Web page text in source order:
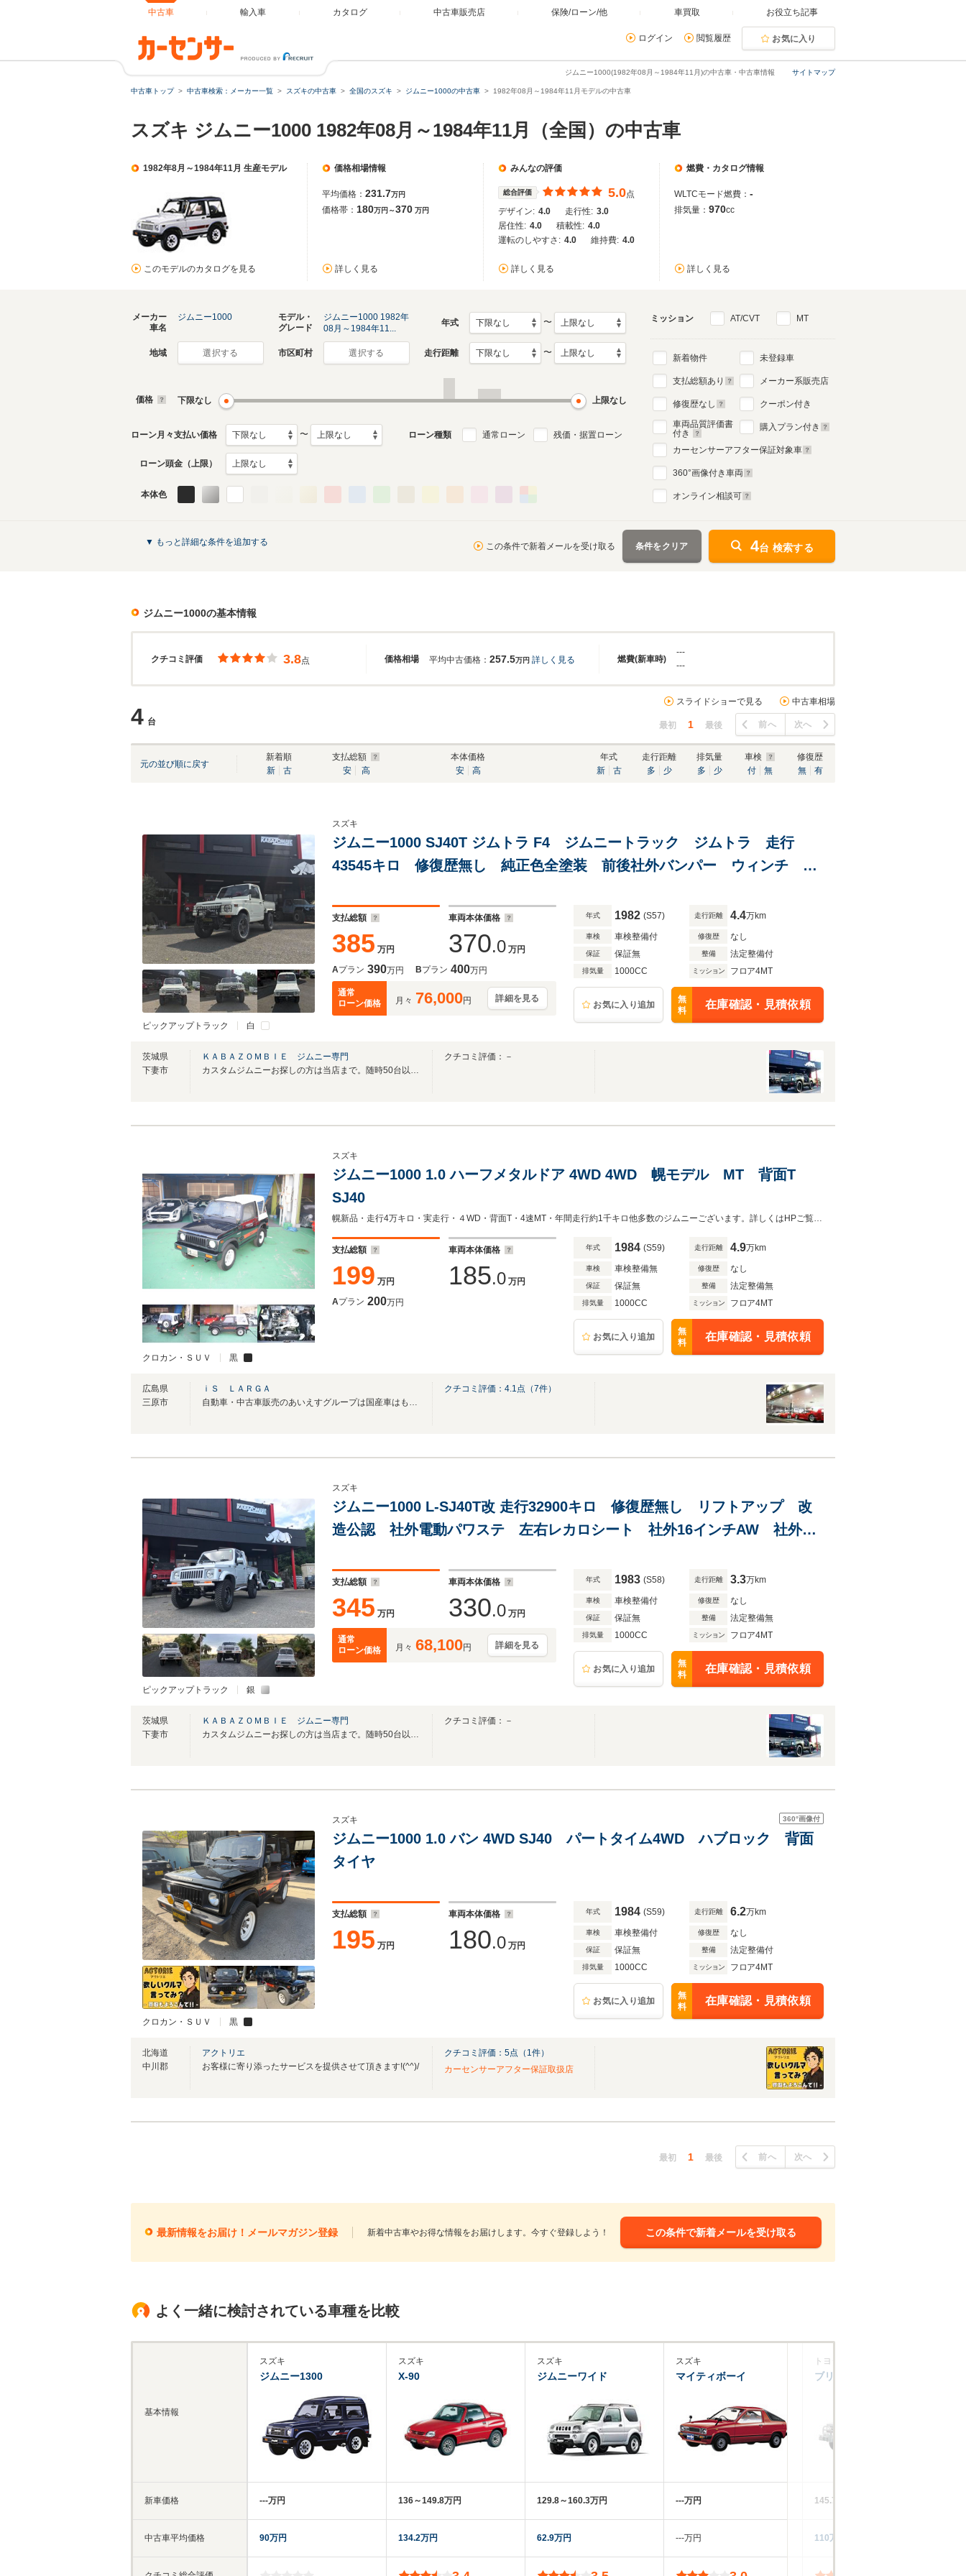
中古車 輸入車 カタログ 中古車販売店 保険/ローン/他 車買取 お役立ち記事
ログイン 閲覧履歴 お気に入り
サイトマップ
ジムニー1000(1982年08月～1984年11月)の中古車・中古車情報
中古車トップ 中古車検索：メーカー一覧 スズキの中古車 全国のスズキ ジムニー1000の中古車 1982年08月～1984年11月モデルの中古車
スズキ ジムニー1000 1982年08月～1984年11月（全国）の中古車
1982年8月～1984年11月 生産モデル
このモデルのカタログを見る
価格相場情報
平均価格： 231.7万円
価格帯： 180万円～370 万円
詳しく見る
みんなの評価
総合評価 5.0点
デザイン: 4.0 走行性: 3.0
居住性: 4.0 積載性: 4.0
運転のしやすさ: 4.0 維持費: 4.0
詳しく見る
燃費・カタログ情報
WLTCモード燃費： -
排気量： 970cc
詳しく見る
メーカー
車名
ジムニー1000
モデル・
グレード
ジムニー1000 1982年
08月～1984年11...
年式 〜
地域 選択する 市区町村 選択する 走行距離 〜
価格 下限なし 上限なし
ローン月々支払い価格 〜 ローン種類 通常ローン 残価・据置ローン
ローン頭金（上限）
本体色
ミッション AT/CVT MT
新着物件
支払総額あり
修復歴なし
車両品質評価書
付き
未登録車
メーカー系販売店
クーポン付き
購入プラン付き
カーセンサーアフター保証対象車
360°画像付き車両
オンライン相談可
▼ もっと詳細な条件を追加する この条件で新着メールを受け取る 条件をクリア 4台 検索する
ジムニー1000の基本情報
クチコミ評価 価格相場 燃費(新車時)
3.8点 平均中古価格： 257.5万円 詳しく見る
---
---
4 台
スライドショーで見る 中古車相場
最初 1 最後 前へ 次へ
元の並び順に戻す
新着順
新
古
支払総額
安
高
本体価格
安
高
年式
新
古
走行距離
多
少
排気量
多
少
車検
付
無
修復歴
無
有
ピックアップトラック 白
スズキ
ジムニー1000 SJ40T ジムトラ F4 ジムニートラック ジムトラ 走行
43545キロ 修復歴無し 純正色全塗装 前後社外バンパー ウィンチ 社
火ガード 純正ハンドル
支払総額
385 万円
車両本体価格
370.0 万円
Aプラン 390万円 Bプラン 400万円
通常
ローン価格
月々 76,000円 詳細を見る
年式 1982 (S57) 走行距離 4.4万km
車検 車検整備付 修復歴 なし
保証 保証無 整備 法定整備付
排気量 1000CC ミッション フロア4MT
お気に入り追加
無
料
在庫確認・見積依頼
茨城県
下妻市
ＫＡＢＡＺＯＭＢＩＥ ジムニー専門
カスタムジムニーお探しの方は当店まで。随時50台以上屋内展示しております！
クチコミ評価：－
クロカン・ＳＵＶ 黒
スズキ
ジムニー1000 1.0 ハーフメタルドア 4WD 4WD 幌モデル MT 背面T
SJ40
幌新品・走行4万キロ・実走行・４WD・背面T・4速MT・年間走行約1千キロ他多数のジムニーございます。詳しくはHPご覧くださいませ。ネットよりあいえすと検索してください。
支払総額
199 万円
車両本体価格
185.0 万円
Aプラン 200万円
年式 1984 (S59) 走行距離 4.9万km
車検 車検整備無 修復歴 なし
保証 保証無 整備 法定整備無
排気量 1000CC ミッション フロア4MT
お気に入り追加
無
料
在庫確認・見積依頼
広島県
三原市
ｉＳ ＬＡＲＧＡ
自動車・中古車販売のあいえすグループは国産車はもちろん、輸入車・外車もお任せ！
クチコミ評価： 4.1点（7件）
ピックアップトラック 銀
スズキ
ジムニー1000 L-SJ40T改 走行32900キロ 修復歴無し リフトアップ 改
造公認 社外電動パワステ 左右レカロシート 社外16インチAW 社外ハ
外ミラー
支払総額
345 万円
車両本体価格
330.0 万円
通常
ローン価格
月々 68,100円 詳細を見る
年式 1983 (S58) 走行距離 3.3万km
車検 車検整備付 修復歴 なし
保証 保証無 整備 法定整備無
排気量 1000CC ミッション フロア4MT
お気に入り追加
無
料
在庫確認・見積依頼
茨城県
下妻市
ＫＡＢＡＺＯＭＢＩＥ ジムニー専門
カスタムジムニーお探しの方は当店まで。随時50台以上屋内展示しております！
クチコミ評価：－
クロカン・ＳＵＶ 黒
360°画像付
スズキ
ジムニー1000 1.0 バン 4WD SJ40 パートタイム4WD ハブロック 背面
タイヤ
支払総額
195 万円
車両本体価格
180.0 万円
年式 1984 (S59) 走行距離 6.2万km
車検 車検整備付 修復歴 なし
保証 保証無 整備 法定整備付
排気量 1000CC ミッション フロア4MT
お気に入り追加
無
料
在庫確認・見積依頼
北海道
中川郡
アクトリエ
お客様に寄り添ったサービスを提供させて頂きます!(^^)/
クチコミ評価： 5点（ 1件）
カーセンサーアフター保証取扱店
最初 1 最後 前へ 次へ
最新情報をお届け！メールマガジン登録 新着中古車やお得な情報をお届けします。今すぐ登録しよう！ この条件で新着メールを受け取る
よく一緒に検討されている車種を比較
基本情報
新車価格
中古車平均価格
スズキ
ジムニー1300
‐‐‐万円
90万円
スズキ
X-90
136～149.8万円
134.2万円
スズキ
ジムニーワイド
129.8～160.3万円
62.9万円
スズキ
マイティボーイ
‐‐‐万円
‐‐‐万円
トヨタ
ブリザード
145.7～214.9万円
110万円